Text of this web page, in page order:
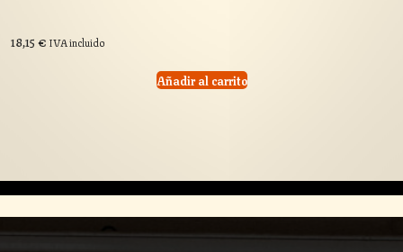
18,15€ IVA incluido
Añadir al carrito